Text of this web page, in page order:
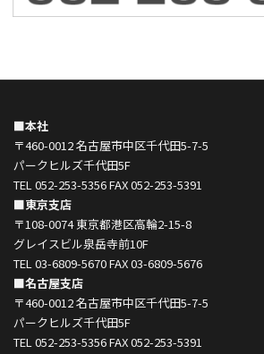
■本社
〒460-0012 名古屋市中区千代田5-7-5
パークヒルズ千代田5F
TEL 052-253-5356 FAX 052-253-5391
■東京支店
〒108-0074 東京都港区高輪2-15-8
グレイスビル泉岳寺前10F
TEL 03-6809-5670 FAX 03-6809-5676
■名古屋支店
〒460-0012 名古屋市中区千代田5-7-5
パークヒルズ千代田5F
TEL 052-253-5356 FAX 052-253-5391